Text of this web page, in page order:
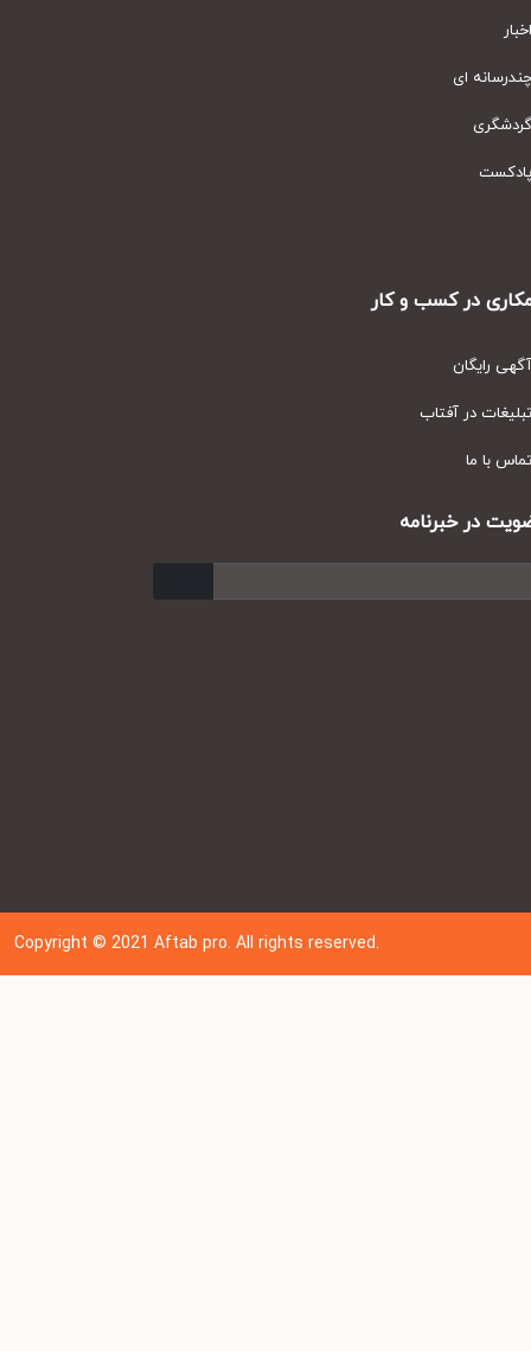
ای
در کسب و کار
رایگان
در آفتاب
با ما
در خبرنامه
Copyright © 202 1Aftab pro. All rights reserved.